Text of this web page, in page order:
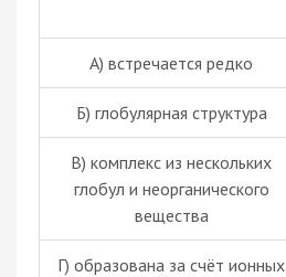
А) встречается редко
Б) глобулярная структура
В) комплекс из нескольких
глобул и неорганического
вещества
Г) образована за счёт ионных